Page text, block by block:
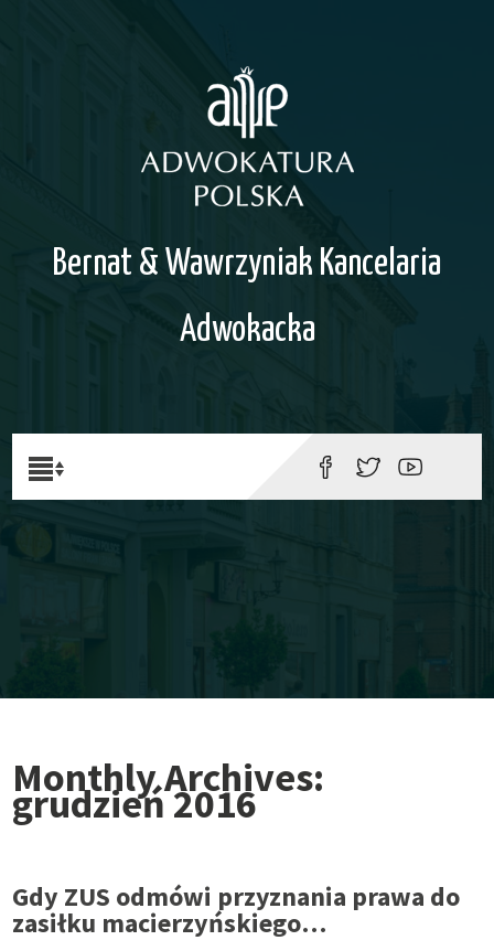
Bernat & Wawrzyniak Kancelaria
Adwokacka
Monthly Archives:
grudzień 2016
Gdy ZUS odmówi przyznania prawa do
zasiłku macierzyńskiego…